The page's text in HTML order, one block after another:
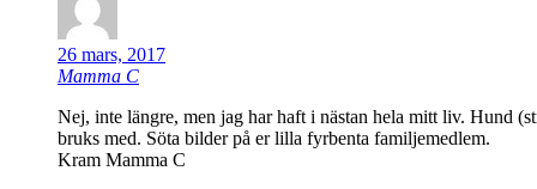
26 mars, 2017
Mamma C
Nej, inte längre, men jag har haft i nästan hela mitt liv. Hund
bruks med. Söta bilder på er lilla fyrbenta familjemedlem.
Kram Mamma C